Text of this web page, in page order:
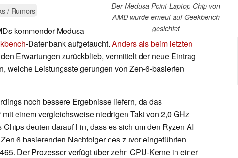
Der Medusa Point-Laptop-Chip von
AMD wurde erneut auf Geekbench
gesichtet
/ Rumors
kommender Medusa-
-Datenbank aufgetaucht. Anders als beim letzten
Erwartungen zurückblieb, vermittelt der neue Eintrag
welche Leistungssteigerungen von Zen-6-basierten
noch bessere Ergebnisse liefern, da das
einem vergleichsweise niedrigen Takt von 2,0 GHz
deuten darauf hin, dass es sich um den Ryzen AI
6 basierenden Nachfolger des zuvor eingeführten
Der Prozessor verfügt über zehn CPU-Kerne in einer